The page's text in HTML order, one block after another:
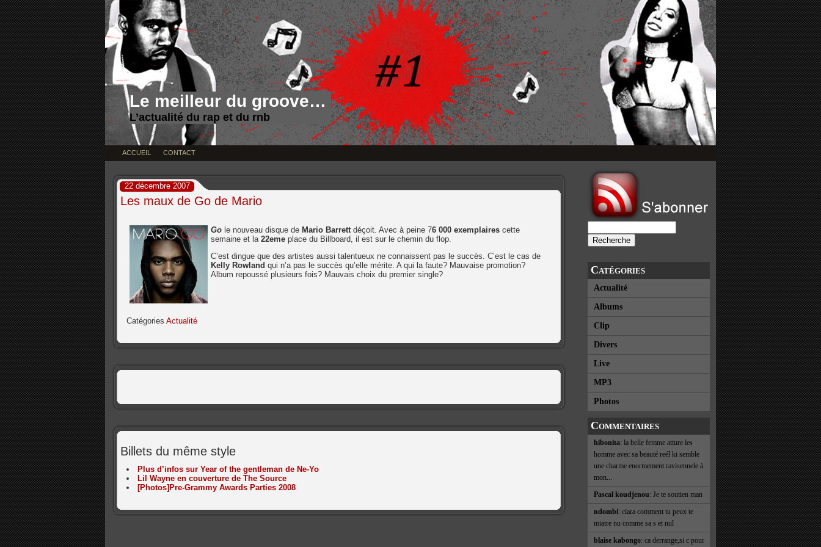
Le meilleur du groove…
L’actualité du rap et du rnb
ACCUEIL CONTACT
Catégories
Actualité
Albums
Clip
Divers
Live
MP3
Photos
Commentaires
hibonita: la belle femme atture les
homme avec sa beauté reél ki semble
une charme enormement ravisennele à
mon...
Pascal koudjenou: Je te soutien man
ndombi: ciara comment tu peux te
miatre nu comme sa s et nul
blaise kabongo: ca derrange,si c pour
22 décembre 2007
Les maux de Go de Mario
Go le nouveau disque de Mario Barrettdéçoit. Avec à peine 76 000 exemplaires cette
semaine et la 22eme place du Billboard, il est sur le chemin du flop.
C’est dingue que des artistes aussi talentueux ne connaissent pas le succès. C’est le cas de
Kelly Rowland qui n’a pas le succès qu’elle mérite. A qui la faute? Mauvaise promotion?
Album repoussé plusieurs fois? Mauvais choix du premier single?
Catégories Actualité
Billets du même style
Plus d’infos sur Year of the gentleman de Ne-Yo
Lil Wayne en couverture de The Source
[Photos]Pre-Grammy Awards Parties 2008